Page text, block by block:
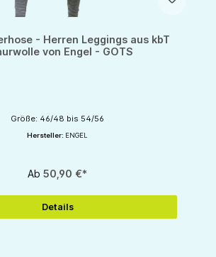
- Herren Leggings aus kbT
von Engel - GOTS
Größe: 46/48 bis 54/56
Hersteller: ENGEL
Ab 50,90 €*
Details